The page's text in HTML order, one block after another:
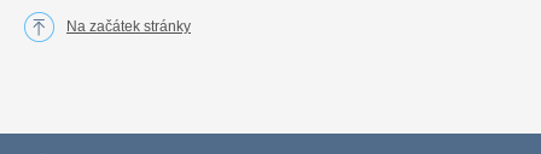
Na začátek stránky